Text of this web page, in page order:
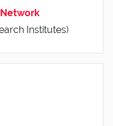
Institutes)